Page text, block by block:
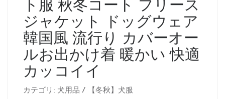
ジャケット ドッグウェア
韓国風 流行り カバーオー
ルお出かけ着 暖かい 快適
カッコイイ
カテゴリ: 犬用品 / 【冬秋】犬服